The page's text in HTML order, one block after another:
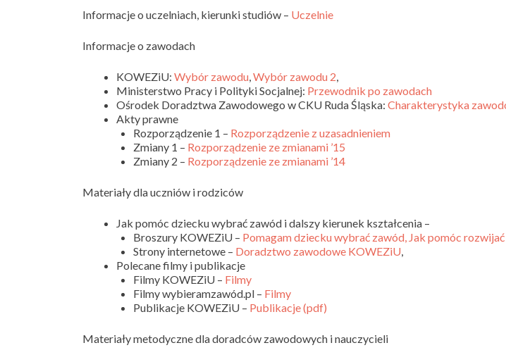
Informacje o uczelniach, kierunki studiów – Uczelnie
Informacje o zawodach
KOWEZiU: Wybór zawodu,Wybór zawodu 2,
Ministerstwo Pracy i Polityki Socjalnej: Przewodnik po zawodach
Ośrodek Doradztwa Zawodowego w CKU Ruda Śląska: Charakterystyka
Akty prawne
Rozporządzenie 1 – Rozporządzenie z uzasadnieniem
Zmiany 1 – Rozporządzenie ze zmianami ’15
Zmiany 2 – Rozporządzenie ze zmianami ’14
Materiały dla uczniów i rodziców
Jak pomóc dziecku wybrać zawód i dalszy kierunek kształcenia –
Broszury KOWEZiU – Pomagam dziecku wybrać zawód, Jak pomóc
Strony internetowe – Doradztwo zawodowe KOWEZiU,
Polecane filmy i publikacje
Filmy KOWEZiU – Filmy
Filmy wybieramzawód.pl – Filmy
Publikacje KOWEZiU – Publikacje (pdf)
Materiały metodyczne dla doradców zawodowych i nauczycieli